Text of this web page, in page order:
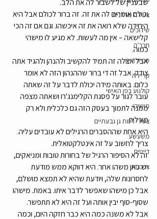
צעירה מרדנית
שידוכים
חבר'ה
ספיד דייט
קריירה
קולנוע בפן האישי
מושיקו
צעירי רמת גן גבעתיים
משעשע
דייטים
צרכנות
שבעניין של לשבור לה את הלב.
וכולם אומרים לה את זה. זה ברור לכולם אבל היא
היחידה שלא רואה את זה איכשהו. וגם אם זה הכי
קלישאה – אין מה לעשות. לא מגיע לו מישהי
כמוה.
אבל אצלה זה תמיד להקשיב ולהנהן ולהגיד אתה
צודק. אבל זה די ברור שההנהון הזה לא אומר
כלום. באותה מידה יכולת לדבר על זה שאתה
עובר לגור על פסגת הקלימנג'רו ושאתה מצפה
ממנה לתמוך בעסק הזה גם כלכלית ולא רק
מורלית.
היא אחת שההסברים הרגילים לא עובדים עליה.
צריך לחשוב על זה אינטלקטואלית.
זה לא הסיפור הרגיל של בחורות טובות ומניאקים,
יש כאן משהו אחר. היא דווקא ממש מודעת
לחסרונות שלה, ויודעת שהיא לא תמצא מושלם,
אבל כן מישהו שאפשר לדבר איתו. באמת. מישהו
שסוף-סוף יבין אותה ועל זה היא לא תתפשר.
אבל לא משנה כמה היא כבר חזקה היום, וכמה